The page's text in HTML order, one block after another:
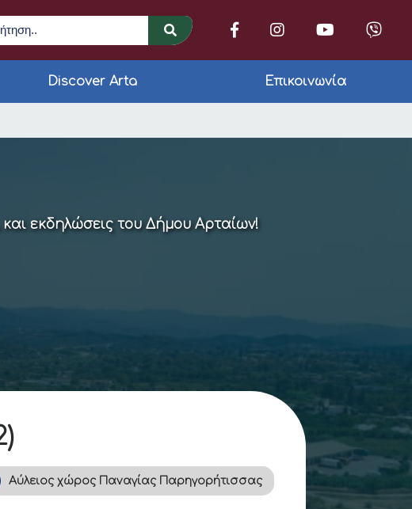
Discover Arta Επικοινωνία
εκδηλώσεις του Δήμου Αρταίων!
Αύλειος χώρος Παναγίας Παρηγορήτισσας